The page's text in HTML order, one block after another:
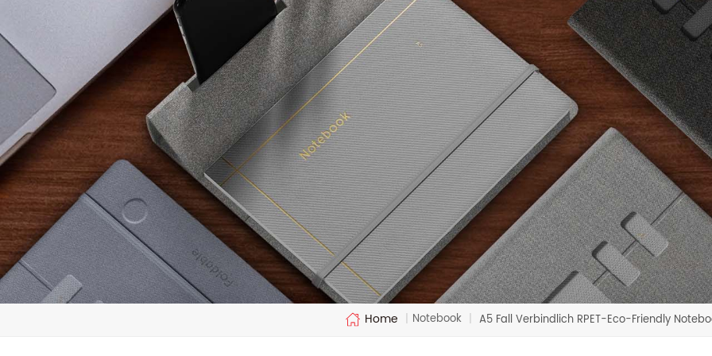
Home | Notebook | A5 Fall Verbindlich RPET-Eco-Friendly